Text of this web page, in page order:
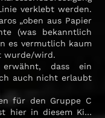
verklebt werden.
„oben aus Papier
(was bekanntlich
es vermutlich kaum
wurde/wird.
erwähnt, dass ein
auch nicht erlaubt
für den Gruppe C
hier in diesem Ki…